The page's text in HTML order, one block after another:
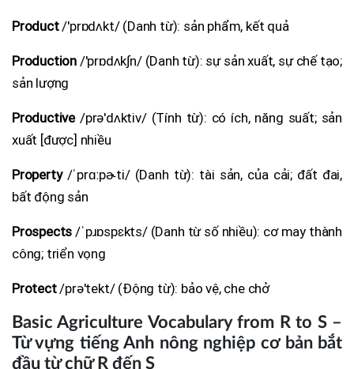
Product/'prɒdʌkt/ (Danh từ): sản phẩm, kết quả
Production /'prɒdʌk∫n/ (Danh từ): sự sản xuất, sự chế tạo;
sản lượng
Productive/prə'dʌktiv/ (Tính từ): có ích, năng suất; sản
xuất [được] nhiều
Property/ˈprɑːpɚti/ (Danh từ): tài sản, của cải; đất đai,
bất động sản
Prospects /ˈpɹɒspɛkts/ (Danh từ số nhiều): cơ may thành
công; triển vọng
Protect/prə'tekt/ (Động từ): bảo vệ, che chở
Basic Agriculture Vocabulary from R to S –
Từ vựng tiếng Anh nông nghiệp cơ bản bắt
đầu từ chữ R đến S